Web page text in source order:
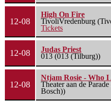
12-08
High On Fire
TivoliVredenburg
Tickets
12-08
Judas Priest
013 (013 (Tilburg))
12-08
Ntjam Rosie - Who I
Theater aan de
Bosch))